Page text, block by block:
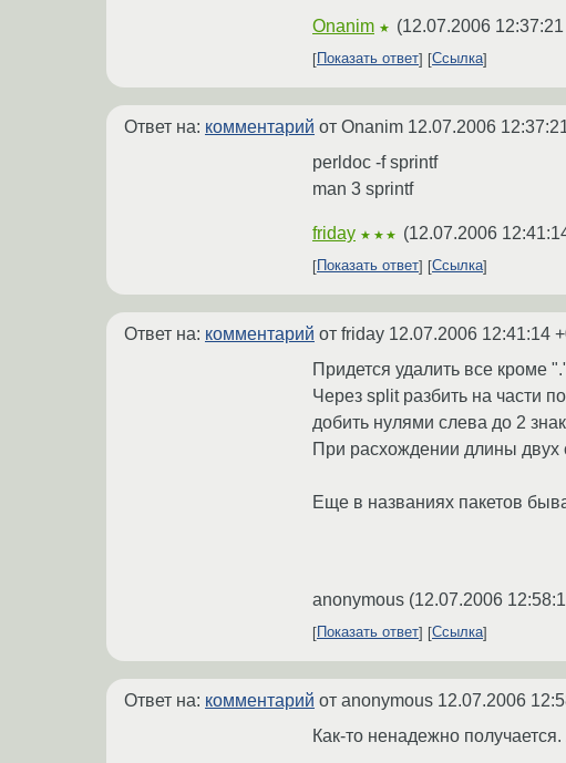
Onanim ★ (12.07.2006
Показать ответ Ссылка
Ответ на: комментарий от Onanim 12.07.2006
perldoc -f sprintf
man 3 sprintf
friday ★★★ (12.07.2006
Показать ответ Ссылка
Ответ на: комментарий от friday 12.07.2006 12:41:14
Придется удалить все кроме
Через split разбить на части
добить нулями слева до 2
При расхождении длины двух
Еще в названиях пакетов
anonymous (12.07.2006
Показать ответ Ссылка
Ответ на: комментарий от anonymous 12.07.2006
Как-то ненадежно